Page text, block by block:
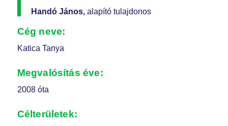
Handó János, alapító tulajdonos
Cég neve:
Katica Tanya
Megvalósítás éve:
2008 óta
Célterületek: